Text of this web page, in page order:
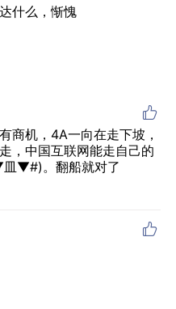
什么，惭愧

商机，4A一向在走下坡，
，中国互联网能走自己的
▼#)。翻船就对了
